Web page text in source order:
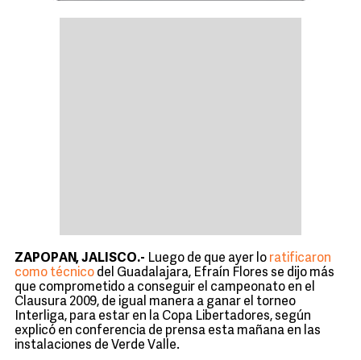
ZAPOPAN, JALISCO.- Luego de que ayer lo ratificaron
como técnico del Guadalajara, Efraín Flores se dijo más
que comprometido a conseguir el campeonato en el
Clausura 2009, de igual manera a ganar el torneo
Interliga, para estar en la Copa Libertadores, según
explicó en conferencia de prensa esta mañana en las
instalaciones de Verde Valle.